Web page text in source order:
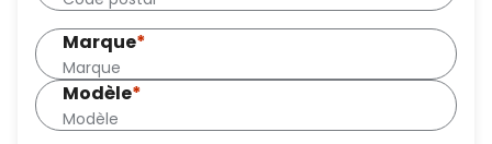
Marque*
Modèle*